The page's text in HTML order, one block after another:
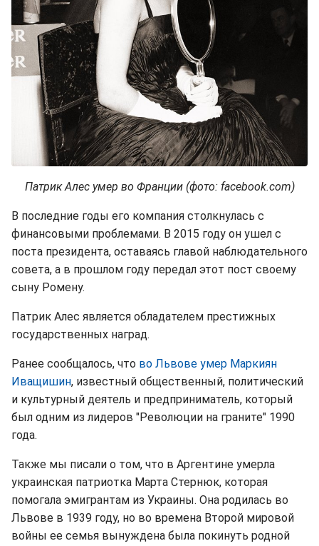
Патрик Алес умер во Франции (фото: facebook.com)
В последние годы его компания столкнулась с
финансовыми проблемами. В 2015 году он ушел с
поста президента, оставаясь главой наблюдательного
совета, а в прошлом году передал этот пост своему
сыну Ромену.
Патрик Алес является обладателем престижных
государственных наград.
Ранее сообщалось, что во Львове умер Маркиян
Иващишин, известный общественный, политический
и культурный деятель и предприниматель, который
был одним из лидеров "Революции на граните" 1990
года.
Также мы писали о том, что в Аргентине умерла
украинская патриотка Марта Стернюк, которая
помогала эмигрантам из Украины. Она родилась во
Львове в 1939 году, но во времена Второй мировой
войны ее семья вынуждена была покинуть родной